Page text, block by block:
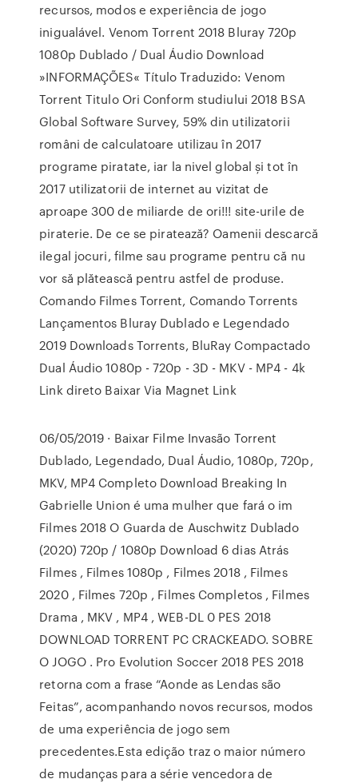
recursos, modos e experiência de jogo
inigualável. Venom Torrent 2018 Bluray 720p
1080p Dublado / Dual Áudio Download
»INFORMAÇÕES« Título Traduzido: Venom
Torrent Titulo Ori Conform studiului 2018 BSA
Global Software Survey, 59% din utilizatorii
români de calculatoare utilizau în 2017
programe piratate, iar la nivel global și tot în
2017 utilizatorii de internet au vizitat de
aproape 300 de miliarde de ori!!! site-urile de
piraterie. De ce se piratează? Oamenii descarcă
ilegal jocuri, filme sau programe pentru că nu
vor să plătească pentru astfel de produse.
Comando Filmes Torrent, Comando Torrents
Lançamentos Bluray Dublado e Legendado
2019 Downloads Torrents, BluRay Compactado
Dual Áudio 1080p - 720p - 3D - MKV - MP4 - 4k
Link direto Baixar Via Magnet Link
06/05/2019 · Baixar Filme Invasão Torrent
Dublado, Legendado, Dual Áudio, 1080p, 720p,
MKV, MP4 Completo Download Breaking In
Gabrielle Union é uma mulher que fará o im
Filmes 2018 O Guarda de Auschwitz Dublado
(2020) 720p / 1080p Download 6 dias Atrás
Filmes , Filmes 1080p , Filmes 2018 , Filmes
2020 , Filmes 720p , Filmes Completos , Filmes
Drama , MKV , MP4 , WEB-DL 0 PES 2018
DOWNLOAD TORRENT PC CRACKEADO. SOBRE
O JOGO . Pro Evolution Soccer 2018 PES 2018
retorna com a frase “Aonde as Lendas são
Feitas”, acompanhando novos recursos, modos
de uma experiência de jogo sem
precedentes.Esta edição traz o maior número
de mudanças para a série vencedora de